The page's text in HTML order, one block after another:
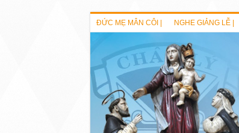
ĐỨC MẸ MÂN CÔI | NGHE GIẢNG LỄ |